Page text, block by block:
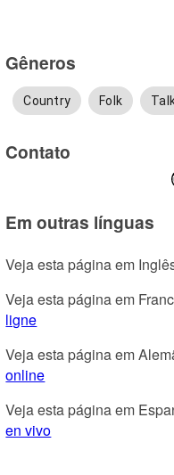
Gêneros
Country Folk
Contato
Em outras línguas
Veja esta página em
Veja esta página em
ligne
Veja esta página em
online
Veja esta página em
en vivo